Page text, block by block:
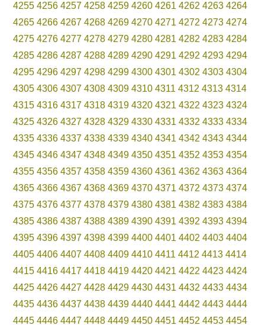
4255 4256 4257 4258 4259 4260 4261 4262 4263 4264
4265 4266 4267 4268 4269 4270 4271 4272 4273 4274
4275 4276 4277 4278 4279 4280 4281 4282 4283 4284
4285 4286 4287 4288 4289 4290 4291 4292 4293 4294
4295 4296 4297 4298 4299 4300 4301 4302 4303 4304
4305 4306 4307 4308 4309 4310 4311 4312 4313 4314
4315 4316 4317 4318 4319 4320 4321 4322 4323 4324
4325 4326 4327 4328 4329 4330 4331 4332 4333 4334
4335 4336 4337 4338 4339 4340 4341 4342 4343 4344
4345 4346 4347 4348 4349 4350 4351 4352 4353 4354
4355 4356 4357 4358 4359 4360 4361 4362 4363 4364
4365 4366 4367 4368 4369 4370 4371 4372 4373 4374
4375 4376 4377 4378 4379 4380 4381 4382 4383 4384
4385 4386 4387 4388 4389 4390 4391 4392 4393 4394
4395 4396 4397 4398 4399 4400 4401 4402 4403 4404
4405 4406 4407 4408 4409 4410 4411 4412 4413 4414
4415 4416 4417 4418 4419 4420 4421 4422 4423 4424
4425 4426 4427 4428 4429 4430 4431 4432 4433 4434
4435 4436 4437 4438 4439 4440 4441 4442 4443 4444
4445 4446 4447 4448 4449 4450 4451 4452 4453 4454